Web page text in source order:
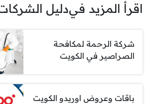
اقرأ المزيد فيدليل
شركة الرحمة لمكافحة
الصراصير في الكويت
باقات وعروض اوريدو الكويت